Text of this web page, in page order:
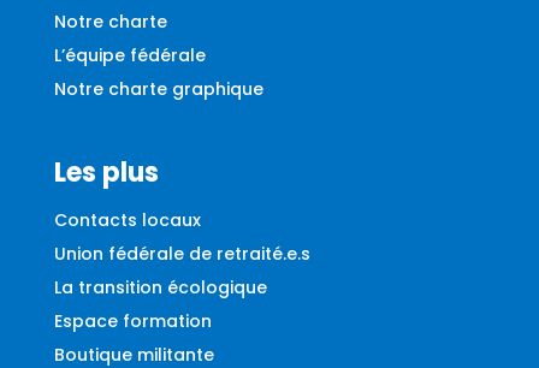
Notre charte
L’équipe fédérale
Notre charte graphique
Les plus
Contacts locaux
Union fédérale de retraité.e.s
La transition écologique
Espace formation
Boutique militante